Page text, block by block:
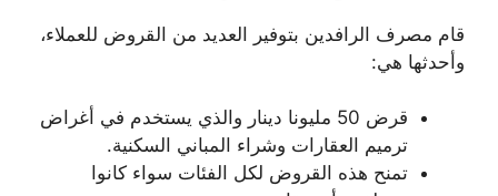
قام مصرف الرافدين بتوفير العديد من القروض للعملاء،
وأحدثها هي:
قرض 50 مليونا دينار والذي يستخدم في أغراض
ترميم العقارات وشراء المباني السكنية.
تمنح هذه القروض لكل الفئات سواء كانوا